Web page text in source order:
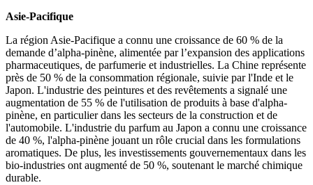
Asie-Pacifique
La région Asie-Pacifique a connu une croissance de 60 % de la
demande d’alpha-pinène, alimentée par l’expansion des applications
pharmaceutiques, de parfumerie et industrielles. La Chine représente
près de 50 % de la consommation régionale, suivie par l'Inde et le
Japon. L'industrie des peintures et des revêtements a signalé une
augmentation de 55 % de l'utilisation de produits à base d'alpha-
pinène, en particulier dans les secteurs de la construction et de
l'automobile. L'industrie du parfum au Japon a connu une croissance
de 40 %, l'alpha-pinène jouant un rôle crucial dans les formulations
aromatiques. De plus, les investissements gouvernementaux dans les
bio-industries ont augmenté de 50 %, soutenant le marché chimique
durable.